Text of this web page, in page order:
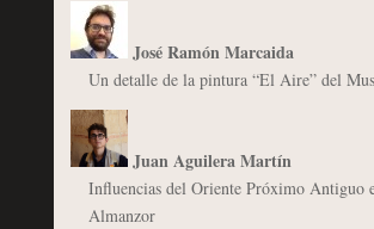
José Ramón Marcaida
Un detalle de la pintura “El Aire” del
Juan Aguilera Martín
Influencias del Oriente Próximo Antiguo
Almanzor